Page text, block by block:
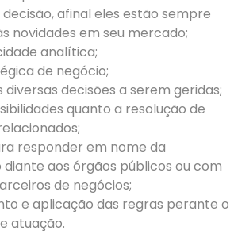
afinal eles estão sempre
novidades em seu mercado;
analítica;
de negócio;
diversas decisões a serem geridas;
quanto a resolução de
responder em nome da
aos órgãos públicos ou com
de negócios;
e aplicação das regras perante o
atuação.